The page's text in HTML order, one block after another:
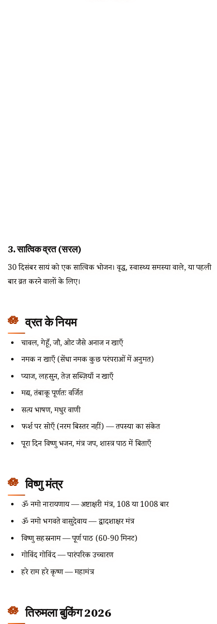
3. सात्विक व्रत (सरल)
30 दिसंबर सायं को एक सात्विक भोजन। वृद्ध, स्वास्थ्य समस्या वाले, या पहली
बार व्रत करने वालों के लिए।
व्रत के नियम
चावल, गेहूँ, जौ, ओट जैसे अनाज न खाएँ
नमक न खाएँ (सेंधा नमक कुछ परंपराओं में अनुमत)
प्याज, लहसुन, तेज़ सब्ज़ियाँ न खाएँ
मद्य, तंबाकू पूर्णतः वर्जित
सत्य भाषण, मधुर वाणी
फर्श पर सोएँ (नरम बिस्तर नहीं) — तपस्या का संकेत
पूरा दिन विष्णु भजन, मंत्र जप, शास्त्र पाठ में बिताएँ
विष्णु मंत्र
ॐ नमो नारायणाय — अष्टाक्षरी मंत्र, 108 या 1008 बार
ॐ नमो भगवते वासुदेवाय — द्वादशाक्षर मंत्र
विष्णु सहस्रनाम — पूर्ण पाठ (60-90 मिनट)
गोविंद गोविंद — पारंपरिक उच्चारण
हरे राम हरे कृष्ण — महामंत्र
तिरुमला बुकिंग 2026